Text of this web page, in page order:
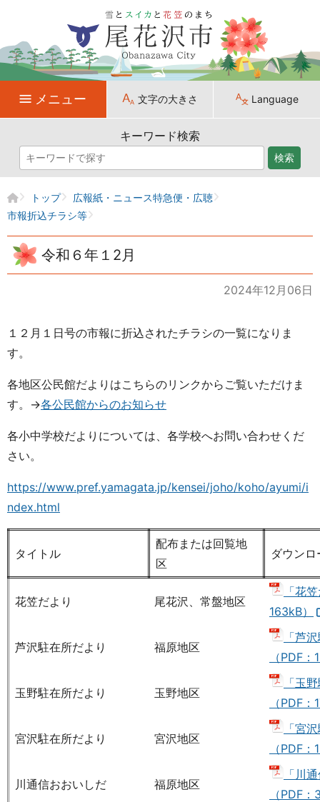
メニュー 文字の大きさ Language
キーワード検索
検索
トップ
広報紙・ニュース特急便・広聴
市報折込チラシ等
令和６年１2月
2024年12月06日
１２月１日号の市報に折込されたチラシの一覧になりま
す。
各地区公民館だよりはこちらのリンクからご覧いただけま
す。→各公民館からのお知らせ
各小中学校だよりについては、各学校へお問い合わせくだ
さい。
https://www.pref.yamagata.jp/kensei/joho/koho/ayumi/i
ndex.html
タイトル
配布または回覧地
区
ダウン
花笠だより 尾花沢、常盤地区
「花
163kB）
芦沢駐在所だより 福原地区
「芦
（PDF
玉野駐在所だより 玉野地区
「玉
（PDF
宮沢駐在所だより 宮沢地区
「宮
（PDF
川通信おおいしだ 福原地区
「川
（PDF